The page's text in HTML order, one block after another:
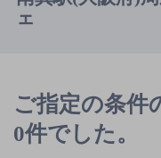
ェ
ご指定の条件
0件でした。